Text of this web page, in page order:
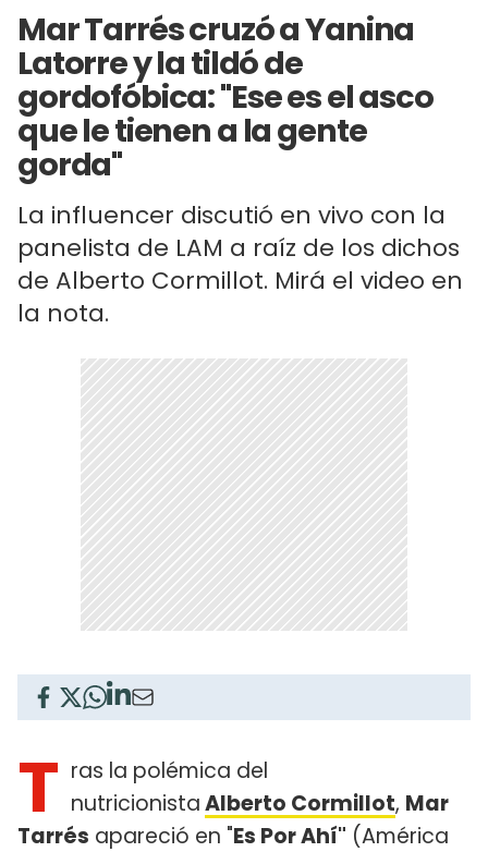
Mar Tarrés cruzó a Yanina
Latorre y la tildó de
gordofóbica: "Ese es el asco
que le tienen a la gente
gorda"
La influencer discutió en vivo con la
panelista de LAM a raíz de los dichos
de Alberto Cormillot. Mirá el video en
la nota.
T ras la polémica del
nutricionistaAlberto Cormillot, Mar
Tarrés apareció en "Es Por Ahí" (América